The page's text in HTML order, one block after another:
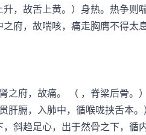
故舌上黄。）身热。热争则
府，故喘咳，痛走胸膺不得太
府，故痛。 （ ，脊梁后骨。
膈，入肺中，循喉咙挟舌本
斜趋足心，出于然骨之下，循